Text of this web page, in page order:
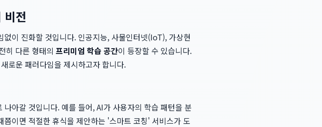
비전
이 진화할 것입니다. 인공지능, 사물인터넷(IoT), 가상현
히 다른 형태의 프리미엄 학습 공간이 등장할 수 있습니다.
로운 패러다임을 제시하고자 합니다.
아갈 것입니다. 예를 들어, AI가 사용자의 학습 패턴을 분
이면 적절한 휴식을 제안하는 '스마트 코칭' 서비스가 도